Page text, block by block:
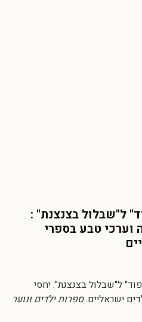
ל"שבלול בצנצנת" :
וערכי טבע בספרי
ל"שבלול בצנצנת": יחסי
ישראליים.ספרות ילדים ונוער